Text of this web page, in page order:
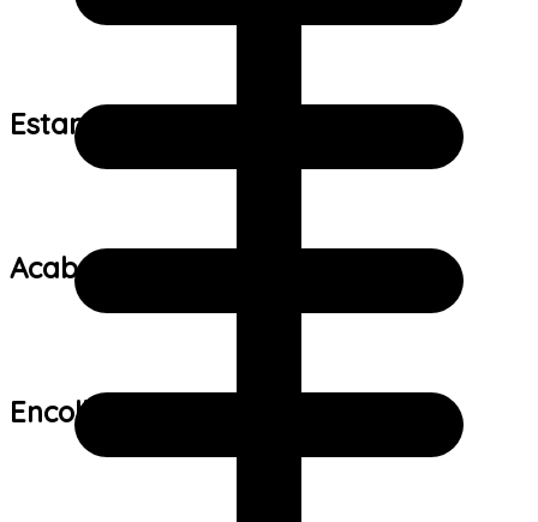
Estampa:
Acabamento:
Encolhimento: